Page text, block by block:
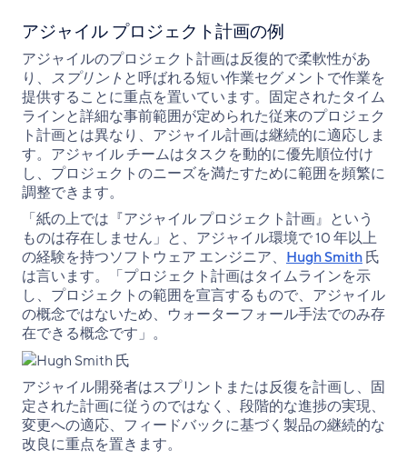
アジャイル プロジェクト計画の例
アジャイルのプロジェクト計画は反復的で柔軟性があ
り、 スプリント と呼ばれる短い作業セグメントで作業を
提供することに重点を置いています。固定されたタイム
ラインと詳細な事前範囲が定められた従来のプロジェク
ト計画とは異なり、アジャイル計画は継続的に適応しま
す。アジャイル チームはタスクを動的に優先順位付け
し、プロジェクトのニーズを満たすために範囲を頻繁に
調整できます。
「紙の上では『アジャイル プロジェクト計画』という
ものは存在しません」と、アジャイル環境で 10 年以上
の経験を持つソフトウェア エンジニア、 Hugh Smith氏
は言います。「プロジェクト計画はタイムラインを示
し、プロジェクトの範囲を宣言するもので、アジャイル
の概念ではないため、ウォーターフォール手法でのみ存
在できる概念です」。
アジャイル開発者はスプリントまたは反復を計画し、固
定された計画に従うのではなく、段階的な進捗の実現、
変更への適応、フィードバックに基づく製品の継続的な
改良に重点を置きます。